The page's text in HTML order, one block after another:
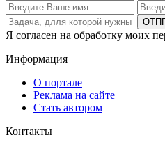
Я согласен на обработку моих
Информация
О портале
Реклама на сайте
Стать автором
Контакты